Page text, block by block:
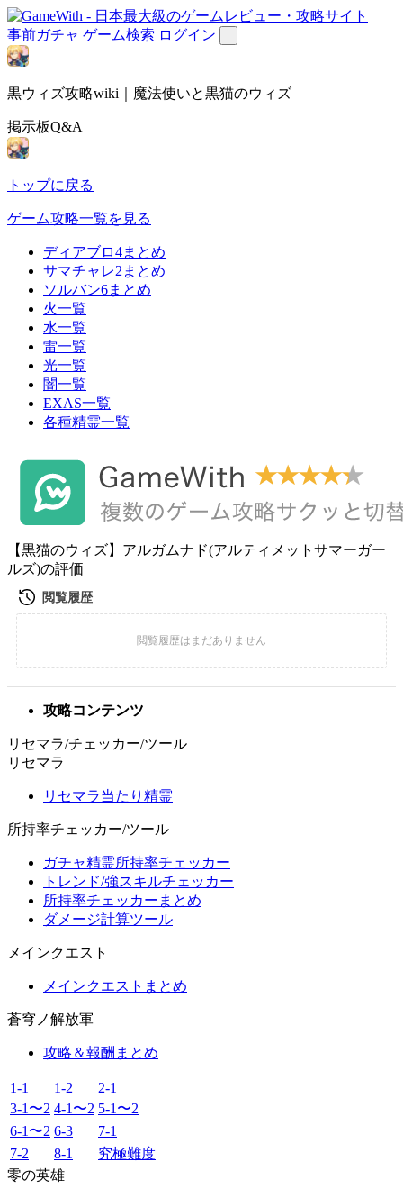
事前ガチャ ゲーム検索 ログイン
黒ウィズ攻略wiki｜魔法使いと黒猫のウィズ
掲示板Q&A
トップに戻る
ゲーム攻略一覧を見る
ディアブロ4まとめ
サマチャレ2まとめ
ソルバン6まとめ
火一覧
水一覧
雷一覧
光一覧
闇一覧
EXAS一覧
各種精霊一覧
【黒猫のウィズ】アルガムナド(アルティメットサマーガー
ルズ)の評価
攻略コンテンツ
リセマラ/チェッカー/ツール
リセマラ
リセマラ当たり精霊
所持率チェッカー/ツール
ガチャ精霊所持率チェッカー
トレンド/強スキルチェッカー
所持率チェッカーまとめ
ダメージ計算ツール
メインクエスト
メインクエストまとめ
蒼穹ノ解放軍
攻略＆報酬まとめ
1-1 1-2
2-1
3-1〜2 4-1〜2 5-1〜2
6-1〜2 6-3
7-1
7-2
8-1
究極難度
零の英雄